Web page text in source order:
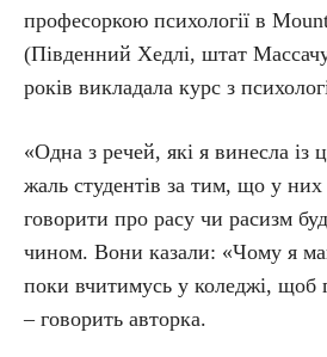
професоркою психології в
(Південний Хедлі, штат
років викладала курс з
«Одна з речей, які я винесла із
жаль студентів за тим, що у них
говорити про расу чи расизм
чином. Вони казали: «Чому я
поки вчитимусь у коледжі, щоб
– говорить авторка.